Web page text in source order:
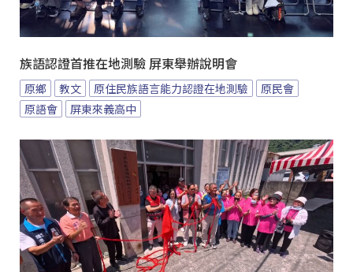
族語認證首推在地測驗 屏東舉辦說明會
原鄉 教文 原住民族語言能力認證在地測驗
原民會
原語會
屏東來義高中